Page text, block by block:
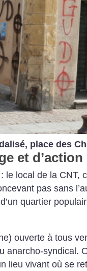
place des
et d’action
le local de la CNT,
pas sans
quartier
ouverte à tous
anarcho-syndical.
lieu vivant où se